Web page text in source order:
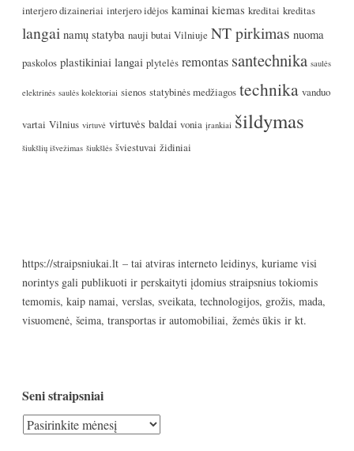
interjero dizaineriai interjero idėjos kaminai kiemas kreditai kreditas
langai namų statyba nauji butai Vilniuje NT pirkimas nuoma
paskolos plastikiniai langai plytelės remontas santechnika saulės
elektrinės saulės kolektoriai sienos statybinės medžiagos technika vanduo
vartai Vilnius virtuvė virtuvės baldai vonia įrankiai šildymas
šiukšlių išvežimas šiukšlės šviestuvai židiniai
https://straipsniukai.lt – tai atviras interneto leidinys, kuriame visi
norintys gali publikuoti ir perskaityti įdomius straipsnius tokiomis
temomis, kaip namai, verslas, sveikata, technologijos, grožis, mada,
visuomenė, šeima, transportas ir automobiliai, žemės ūkis ir kt.
Seni straipsniai
Seni